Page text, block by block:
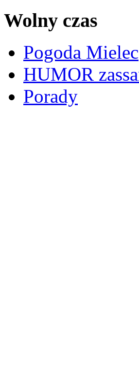
Wolny czas
Pogoda Mielec
HUMOR
Porady